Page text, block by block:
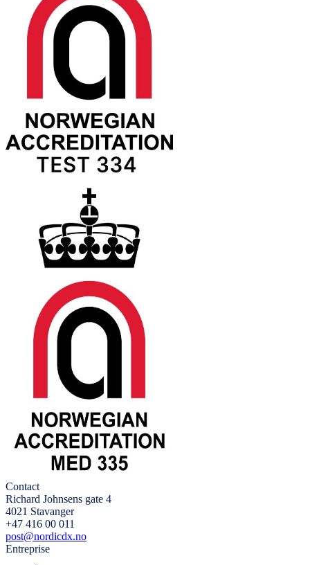
Contact
Richard Johnsens gate 4
4021 Stavanger
+47 416 00 011
post@nordicdx.no
Entreprise